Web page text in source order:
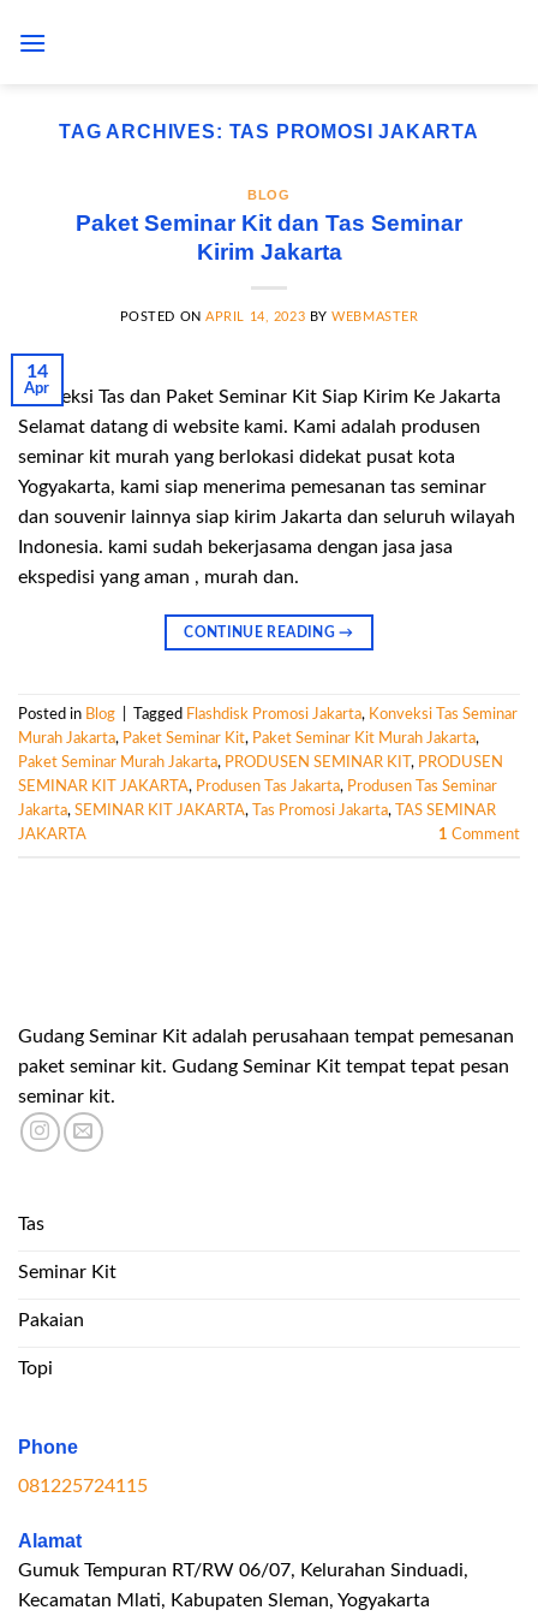
TAG ARCHIVES: TAS PROMOSI JAKARTA
BLOG
Paket Seminar Kit dan Tas Seminar
Kirim Jakarta
POSTED ONAPRIL 14, 2023 BYWEBMASTER
14
Apr
Konveksi Tas dan Paket Seminar Kit Siap Kirim Ke Jakarta
Selamat datang di website kami. Kami adalah produsen
seminar kit murah yang berlokasi didekat pusat kota
Yogyakarta, kami siap menerima pemesanan tas seminar
dan souvenir lainnya siap kirim Jakarta dan seluruh wilayah
Indonesia. kami sudah bekerjasama dengan jasa jasa
ekspedisi yang aman , murah dan.
CONTINUE READING→
Posted in Blog Tagged Flashdisk Promosi Jakarta, Konveksi Tas Seminar
Murah Jakarta, Paket Seminar Kit, Paket Seminar Kit Murah Jakarta,
Paket Seminar Murah Jakarta, PRODUSEN SEMINAR KIT , PRODUSEN
SEMINAR KIT JAKARTA, Produsen Tas Jakarta, Produsen Tas Seminar
Jakarta, SEMINAR KIT JAKARTA, Tas Promosi Jakarta,
TAS SEMINAR
JAKARTA
1 Comment
Gudang Seminar Kit adalah perusahaan tempat pemesanan
paket seminar kit. Gudang Seminar Kit tempat tepat pesan
seminar kit.
Tas
Seminar Kit
Pakaian
Topi
Phone
081225724115
Alamat
Gumuk Tempuran RT/RW 06/07, Kelurahan Sinduadi,
Kecamatan Mlati, Kabupaten Sleman, Yogyakarta